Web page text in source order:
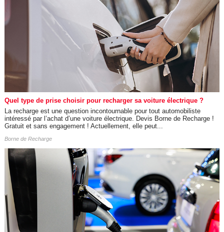
Quel type de prise choisir pour recharger sa voiture électrique ?
La recharge est une question incontournable pour tout automobiliste
intéressé par l’achat d’une voiture électrique. Devis Borne de Recharge !
Gratuit et sans engagement ! Actuellement, elle peut...
Borne de Recharge